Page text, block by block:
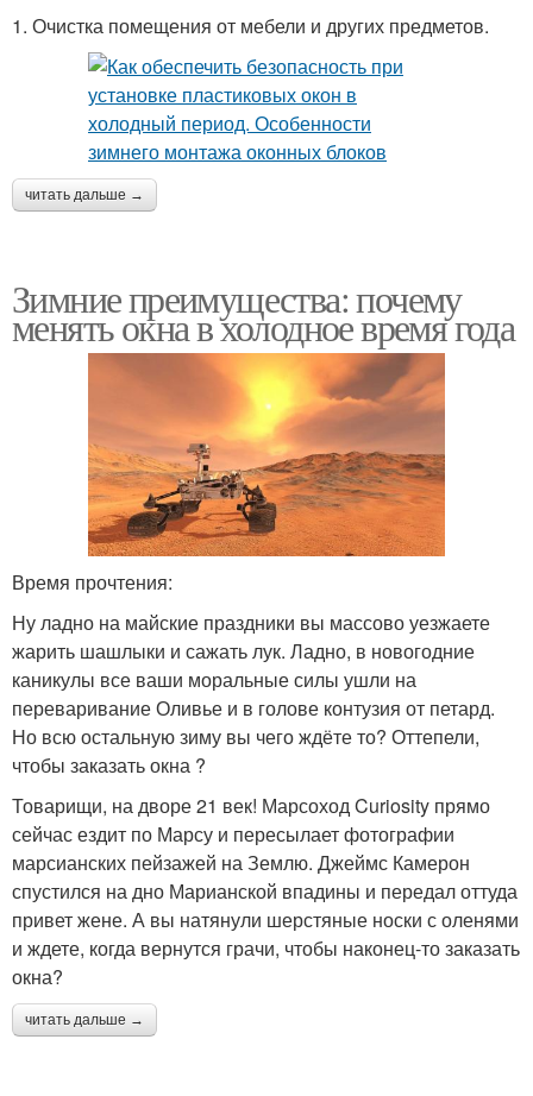
1. Очистка помещения от мебели и других предметов.
читать дальше →
Зимние преимущества: почему
менять окна в холодное время года
Время прочтения:
Ну ладно на майские праздники вы массово уезжаете
жарить шашлыки и сажать лук. Ладно, в новогодние
каникулы все ваши моральные силы ушли на
переваривание Оливье и в голове контузия от петард.
Но всю остальную зиму вы чего ждёте то? Оттепели,
чтобы заказать окна ?
Товарищи, на дворе 21 век! Марсоход Curiosity прямо
сейчас ездит по Марсу и пересылает фотографии
марсианских пейзажей на Землю. Джеймс Камерон
спустился на дно Марианской впадины и передал оттуда
привет жене. А вы натянули шерстяные носки с оленями
и ждете, когда вернутся грачи, чтобы наконец-то заказать
окна?
читать дальше →